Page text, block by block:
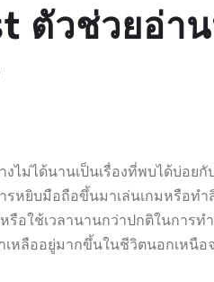
ตัวช่วยอ่า
ม่ได้นานเป็นเรื่องที่พบได้บ่อย
รหยิบมือถือขึ้นมาเล่นเกมหรือท
รือใช้เวลานานกว่าปกติในการ
เหลืออยู่มากขึ้นในชีวิตนอกเหนือ